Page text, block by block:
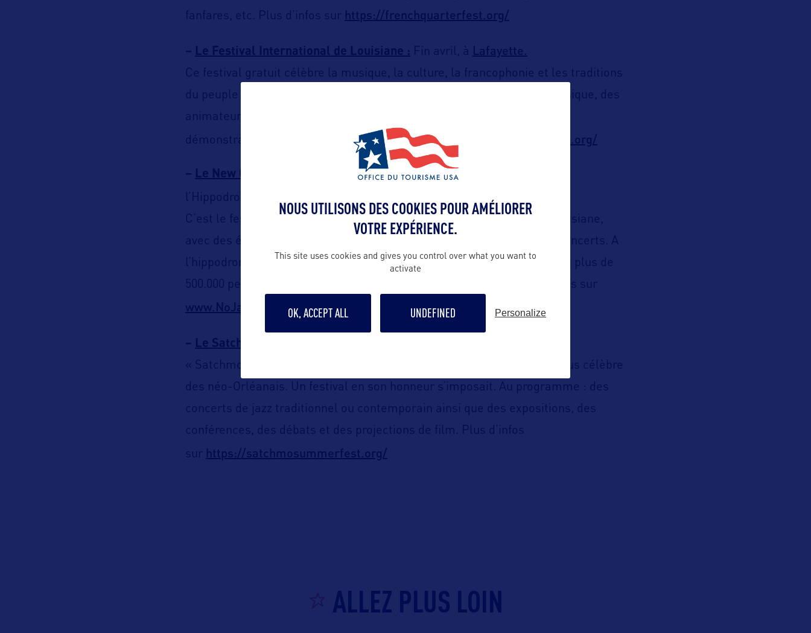
fanfares, etc. Plus d’infos sur https://frenchquarterfest.org/
– Le Festival International de Louisiane : Fin avril, à Lafayette.
Ce festival gratuit célèbre la musique, la culture, la francophonie et les traditions
du peuple Cajun. Le centre-ville de Lafayette accueille 6 scènes de musique, des
animateurs de rue, des galeries d’art, des ateliers culturels et des
démonstrations de cuisine. Plus d’infos sur https://festivalinternational.org/
– Le New Orleans Jazz & Heritage Festival :Fin avril – début mai, à
l’Hippodrome de
C’est le festival de musique jazz, blues et gospel le plus célèbre de Louisiane,
avec des événements musicaux dans toute la ville et des dizaines de concerts. A
l’hippodrome, 4000 musiciens se produisent sur 12 scènes différentes et plus de
500.000 personnes assistent à cet événement chaque année. Plus d’infos sur
www.NoJazzFest.com
– Le Satchmo SummerFest :
« Satchmo » n’est autre que le surnom du grand Louis Armstrong, le plus célèbre
des néo-Orléanais. Un festival en son honneur s’imposait. Au programme : des
concerts de jazz traditionnel ou contemporain ainsi que des expositions, des
conférences, des débats et des projections de film. Plus d’infos
sur https://satchmosummerfest.org/
ALLEZ PLUS LOIN
NOUS UTILISONS DES COOKIES POUR AMÉLIORER
VOTRE EXPÉRIENCE.
This site uses cookies and gives you control over what you want to
activate
OK, ACCEPT ALL UNDEFINED Personalize